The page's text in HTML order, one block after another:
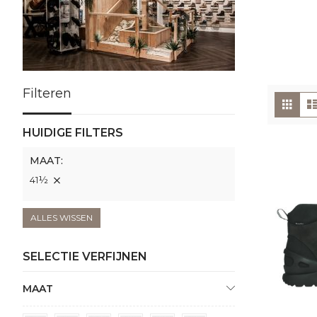
als
Foto-
tabel
Filteren
HUIDIGE FILTERS
MAAT
41½
ALLES WISSEN
SELECTIE VERFIJNEN
MAAT